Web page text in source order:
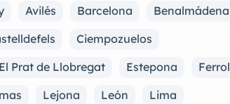
Avilés Barcelona
Benalmádena
Ciempozuelos
El Prat de Llobregat Estepona
Ferrol
Lejona León
Lima